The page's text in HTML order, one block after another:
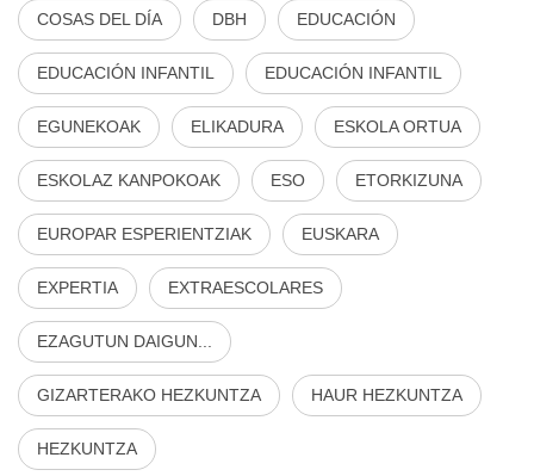
COSAS DEL DÍA DBH EDUCACIÓN
EDUCACIÓN INFANTIL EDUCACIÓN INFANTIL
EGUNEKOAK ELIKADURA ESKOLA ORTUA
ESKOLAZ KANPOKOAK ESO ETORKIZUNA
EUROPAR ESPERIENTZIAK EUSKARA
EXPERTIA EXTRAESCOLARES
EZAGUTUN DAIGUN...
GIZARTERAKO HEZKUNTZA HAUR HEZKUNTZA
HEZKUNTZA